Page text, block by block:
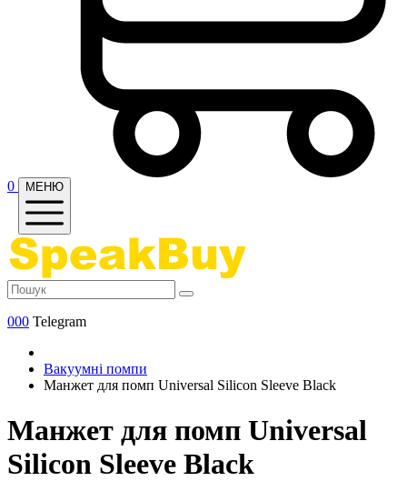
0 МЕНЮ
000 Telegram
Вакуумні помпи
Манжет для помп Universal Silicon Sleeve Black
Манжет для помп Universal
Silicon Sleeve Black